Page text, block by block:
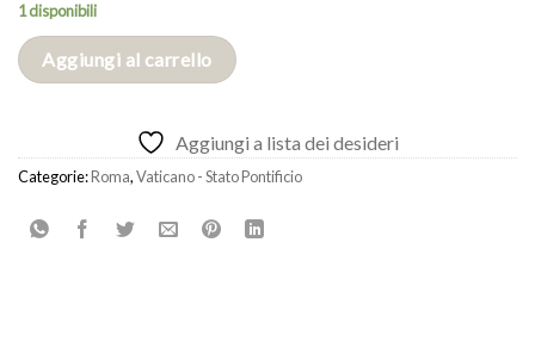
originale
era:
120,00 €.
1 disponibili
Aggiungi al carrello
Aggiungi a lista dei desideri
Categorie:Roma,Vaticano - Stato Pontificio